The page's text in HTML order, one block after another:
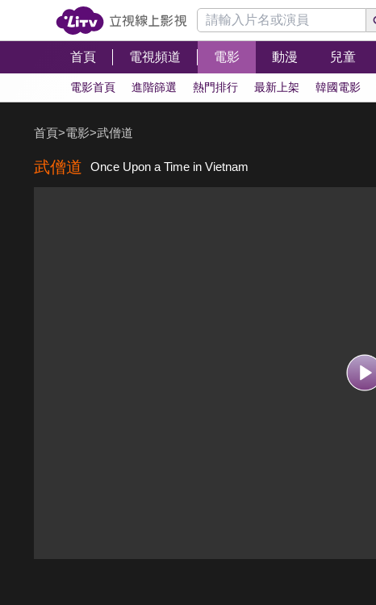
首頁 電視頻道 電影 動漫 兒童
電影首頁 進階篩選 熱門排行 最新上架 韓國電影
首頁>電影>武僧道
武僧道 Once Upon a Time in Vietnam